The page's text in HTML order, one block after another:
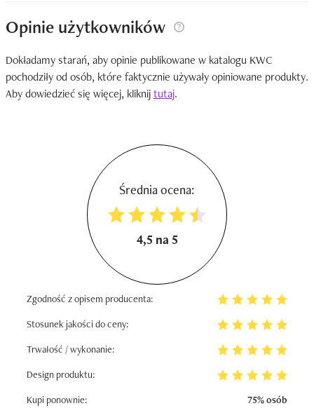
Opinie użytkowników
Dokładamy starań, aby opinie publikowane w katalogu KWC
pochodziły od osób, które faktycznie używały opiniowane produkty.
Aby dowiedzieć się więcej, kliknijtutaj.
Średnia ocena:
4,5 na 5
Zgodność z opisem producenta:
Stosunek jakości do ceny:
Trwałość / wykonanie:
Design produktu:
Kupi ponownie:
75% osób